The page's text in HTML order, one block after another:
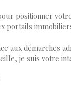
positionner
portails
aux démarches
je suis votre